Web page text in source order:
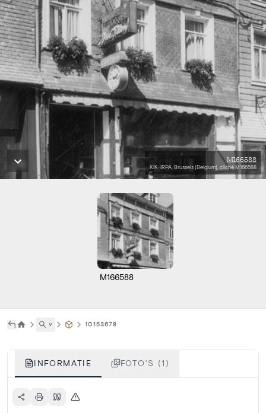
M166588
KIK-IRPA, Brussels (Belgium), cliché M166588
M166588
˅ 10153678
INFORMATIE FOTO'S (1)